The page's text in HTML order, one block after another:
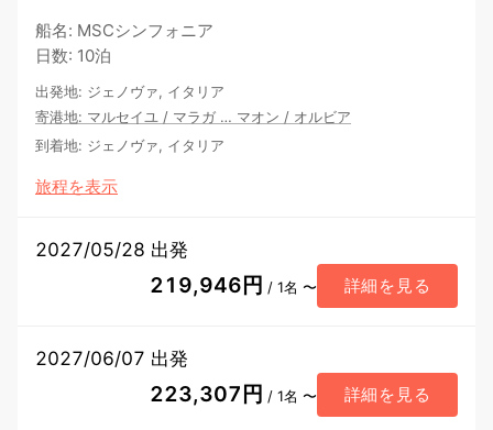
船名: MSCシンフォニア
日数: 10泊
出発地: ジェノヴァ, イタリア
寄港地: マルセイユ / マラガ … マオン / オルビア
到着地: ジェノヴァ, イタリア
旅程を表示
2027/05/28 出発
219,946円 / 1名 〜 詳細を見る
2027/06/07 出発
223,307円 / 1名 〜 詳細を見る